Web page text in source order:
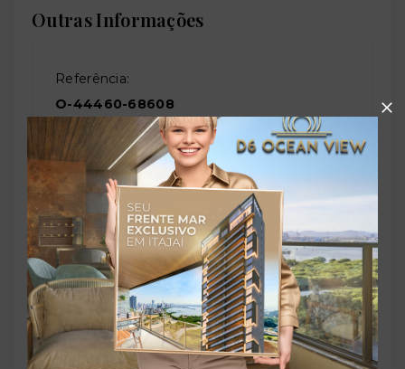
Outras Informações
Referência:
O-44460-68608
Perfil:
Residencial
Situação: